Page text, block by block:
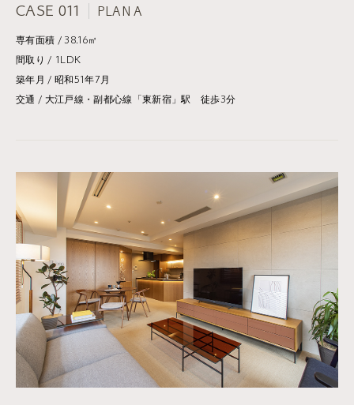
CASE 011 PLAN A
専有面積 / 38.16㎡
間取り / 1LDK
築年月 / 昭和51年7月
交通 / 大江戸線・副都心線「東新宿」駅 徒歩3分